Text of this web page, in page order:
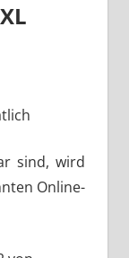
sind, wird
Online-